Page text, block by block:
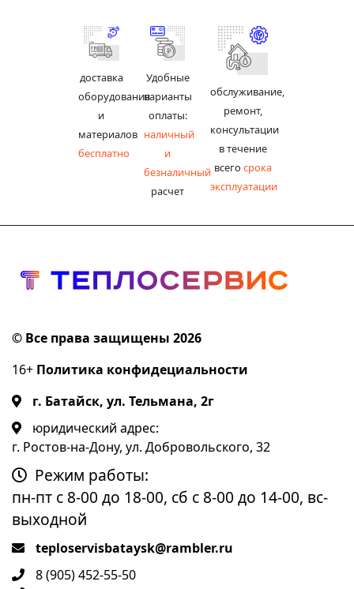
доставка
оборудования
и
материалов
бесплатно
Удобные
варианты
оплаты:
наличный
и
безналичный
расчет
обслуживание,
ремонт,
консультации
в течение
всегосрока
эксплуатации
© Все права защищены 2026
16+ Политика конфидециальности
г. Батайск, ул. Тельмана, 2г
юридический адрес:
г. Ростов-на-Дону, ул. Добровольского, 32
Режим работы:
пн-пт с 8-00 до 18-00, сб с 8-00 до 14-00, вс-
выходной
teploservisbataysk@rambler.ru
8 (905) 452-55-50